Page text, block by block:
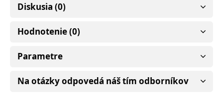
Diskusia (0)
Hodnotenie (0)
Parametre
Na otázky odpovedá náš tím odborníkov